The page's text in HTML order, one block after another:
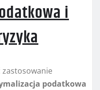
i
podatkowa